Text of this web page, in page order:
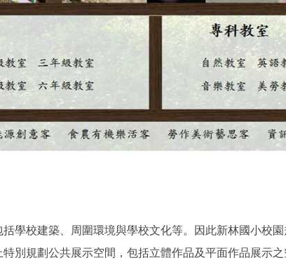
學校建築、周圍環境與學校文化等。因此新林國小校
別規劃公共展示空間，包括立體作品及平面作品展示